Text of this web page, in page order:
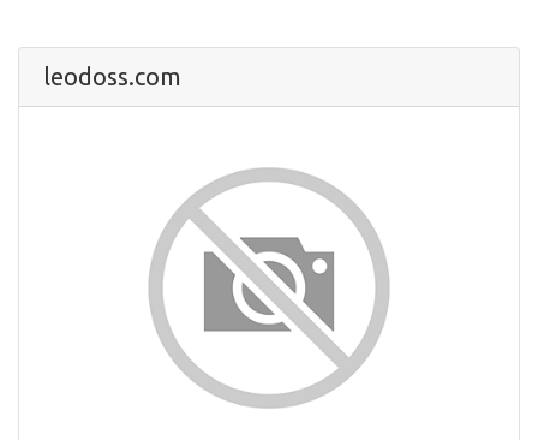
leodoss.com